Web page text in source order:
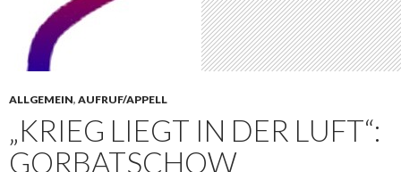
ALLGEMEIN, AUFRUF/APPELL
„KRIEG LIEGT IN DER LUFT“:
GORBATSCHOW